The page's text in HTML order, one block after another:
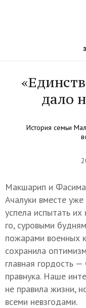
дало
История семьи
Макшарип и
Ачалуки вместе
успела испытать их
го, суровыми
пожарами военных
сохранила
главная гордость
правнука. Наше
не правила жизни,
всеми невзгодами.